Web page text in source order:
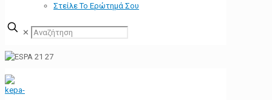
Στείλε Το Ερώτημά Σου
✕